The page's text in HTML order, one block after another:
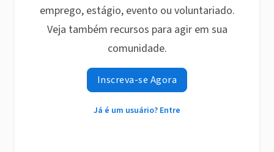
emprego, estágio, evento ou voluntariado.
Veja também recursos para agir em sua
comunidade.
Inscreva-se Agora
Já é um usuário? Entre